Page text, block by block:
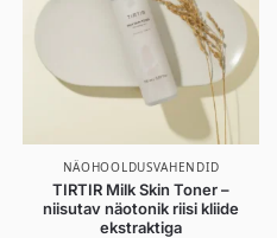
NÄOHOOLDUSVAHENDID
TIRTIR Milk Skin Toner –
niisutav näotonik riisi kliide
ekstraktiga